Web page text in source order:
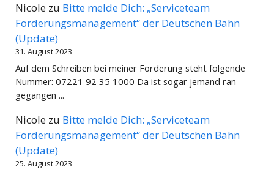
Nicole zu Bitte melde Dich: „Serviceteam
Forderungsmanagement“ der Deutschen Bahn
(Update)
31. August 2023
Auf dem Schreiben bei meiner Forderung steht folgende
Nummer: 07221 92 35 1000 Da ist sogar jemand ran
gegangen ...
Nicole zu Bitte melde Dich: „Serviceteam
Forderungsmanagement“ der Deutschen Bahn
(Update)
25. August 2023